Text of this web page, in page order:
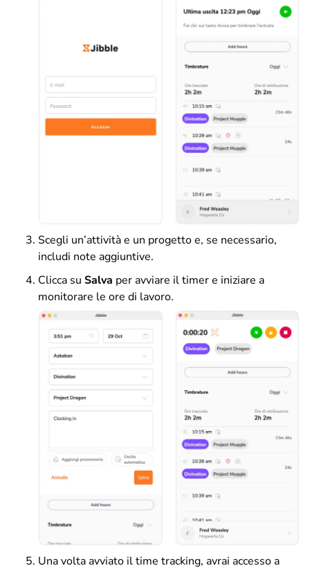
Scegli un’attività e un progetto e, se necessario,
includi note aggiuntive.
Clicca su Salva per avviare il timer e iniziare a
monitorare le ore di lavoro.
Una volta avviato il time tracking, avrai accesso a